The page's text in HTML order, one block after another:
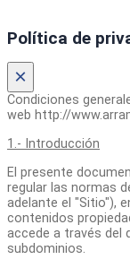
Política de
×
Condiciones
web http://
1.- Introducción
El presente
regular las normas
adelante el "Sitio"),
contenidos
accede a través del
subdominios.